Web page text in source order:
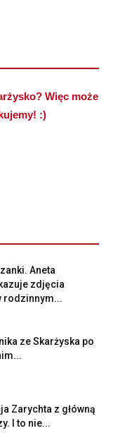
Więc może
:)
Aneta
zdjęcia
rodzinnym...
ze Skarżyska po
Zarychta z główną
I to nie...